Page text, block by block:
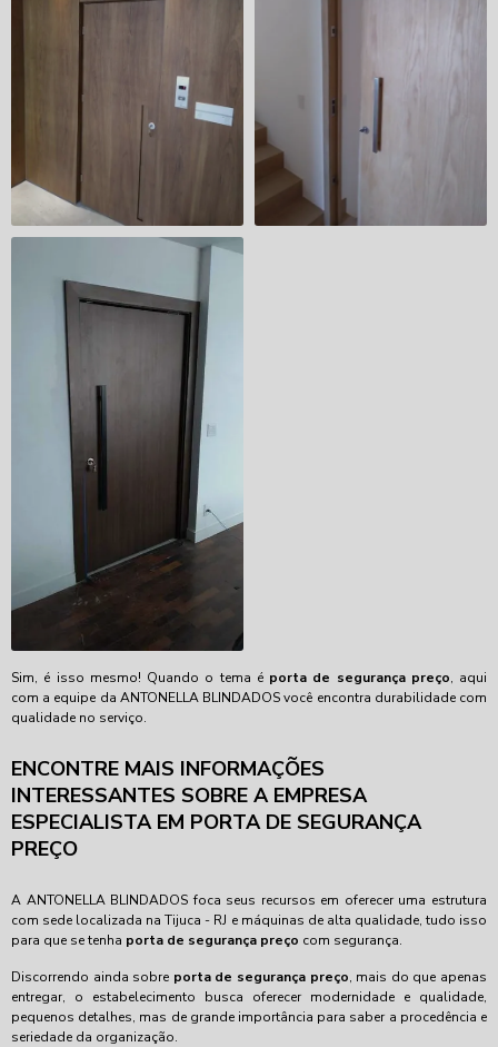
Sim, é isso mesmo! Quando o tema é porta de segurança preço, aqui
com a equipe da ANTONELLA BLINDADOS você encontra durabilidade com
qualidade no serviço.
ENCONTRE MAIS INFORMAÇÕES
INTERESSANTES SOBRE A EMPRESA
ESPECIALISTA EM PORTA DE SEGURANÇA
PREÇO
A ANTONELLA BLINDADOS foca seus recursos em oferecer uma estrutura
com sede localizada na Tijuca - RJ e máquinas de alta qualidade, tudo isso
para que se tenha porta de segurança preço com segurança.
Discorrendo ainda sobre porta de segurança preço, mais do que apenas
entregar, o estabelecimento busca oferecer modernidade e qualidade,
pequenos detalhes, mas de grande importância para saber a procedência e
seriedade da organização.